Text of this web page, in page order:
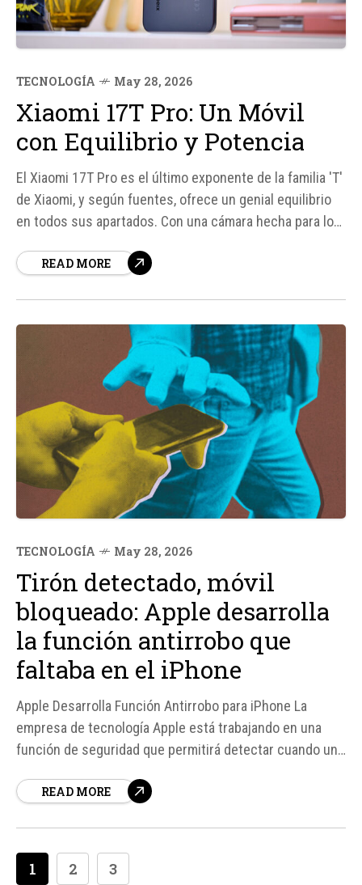
TECNOLOGÍA May 28, 2026
Xiaomi 17T Pro: Un Móvil
con Equilibrio y Potencia
El Xiaomi 17T Pro es el último exponente de la familia 'T'
de Xiaomi, y según fuentes, ofrece un genial equilibrio
en todos sus apartados. Con una cámara hecha para los
agotar en un fin de semana con mucho uso, este móvil
READ MORE
TECNOLOGÍA May 28, 2026
Tirón detectado, móvil
bloqueado: Apple desarrolla
la función antirrobo que
faltaba en el iPhone
Apple Desarrolla Función Antirrobo para iPhone La
empresa de tecnología Apple está trabajando en una
función de seguridad que permitirá detectar cuando un
bloqueándolo automáticamente. Esta función,
READ MORE
1 2 3